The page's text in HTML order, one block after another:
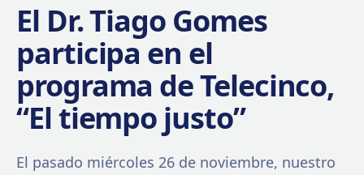
El Dr. Tiago Gomes
participa en el
programa de Telecinco,
“El tiempo justo”
El pasado miércoles 26 de noviembre, nuestro